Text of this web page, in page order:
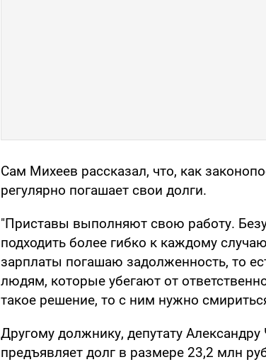
Сам Михеев рассказал, что, как
регулярно погашает свои долги.
"Приставы выполняют свою работу.
подходить более гибко к каждому
зарплаты погашаю задолженность, то
людям, которые убегают от
такое решение, то с ним нужно
Другому должнику, депутату
предъявляет долг в размере 23,2 млн